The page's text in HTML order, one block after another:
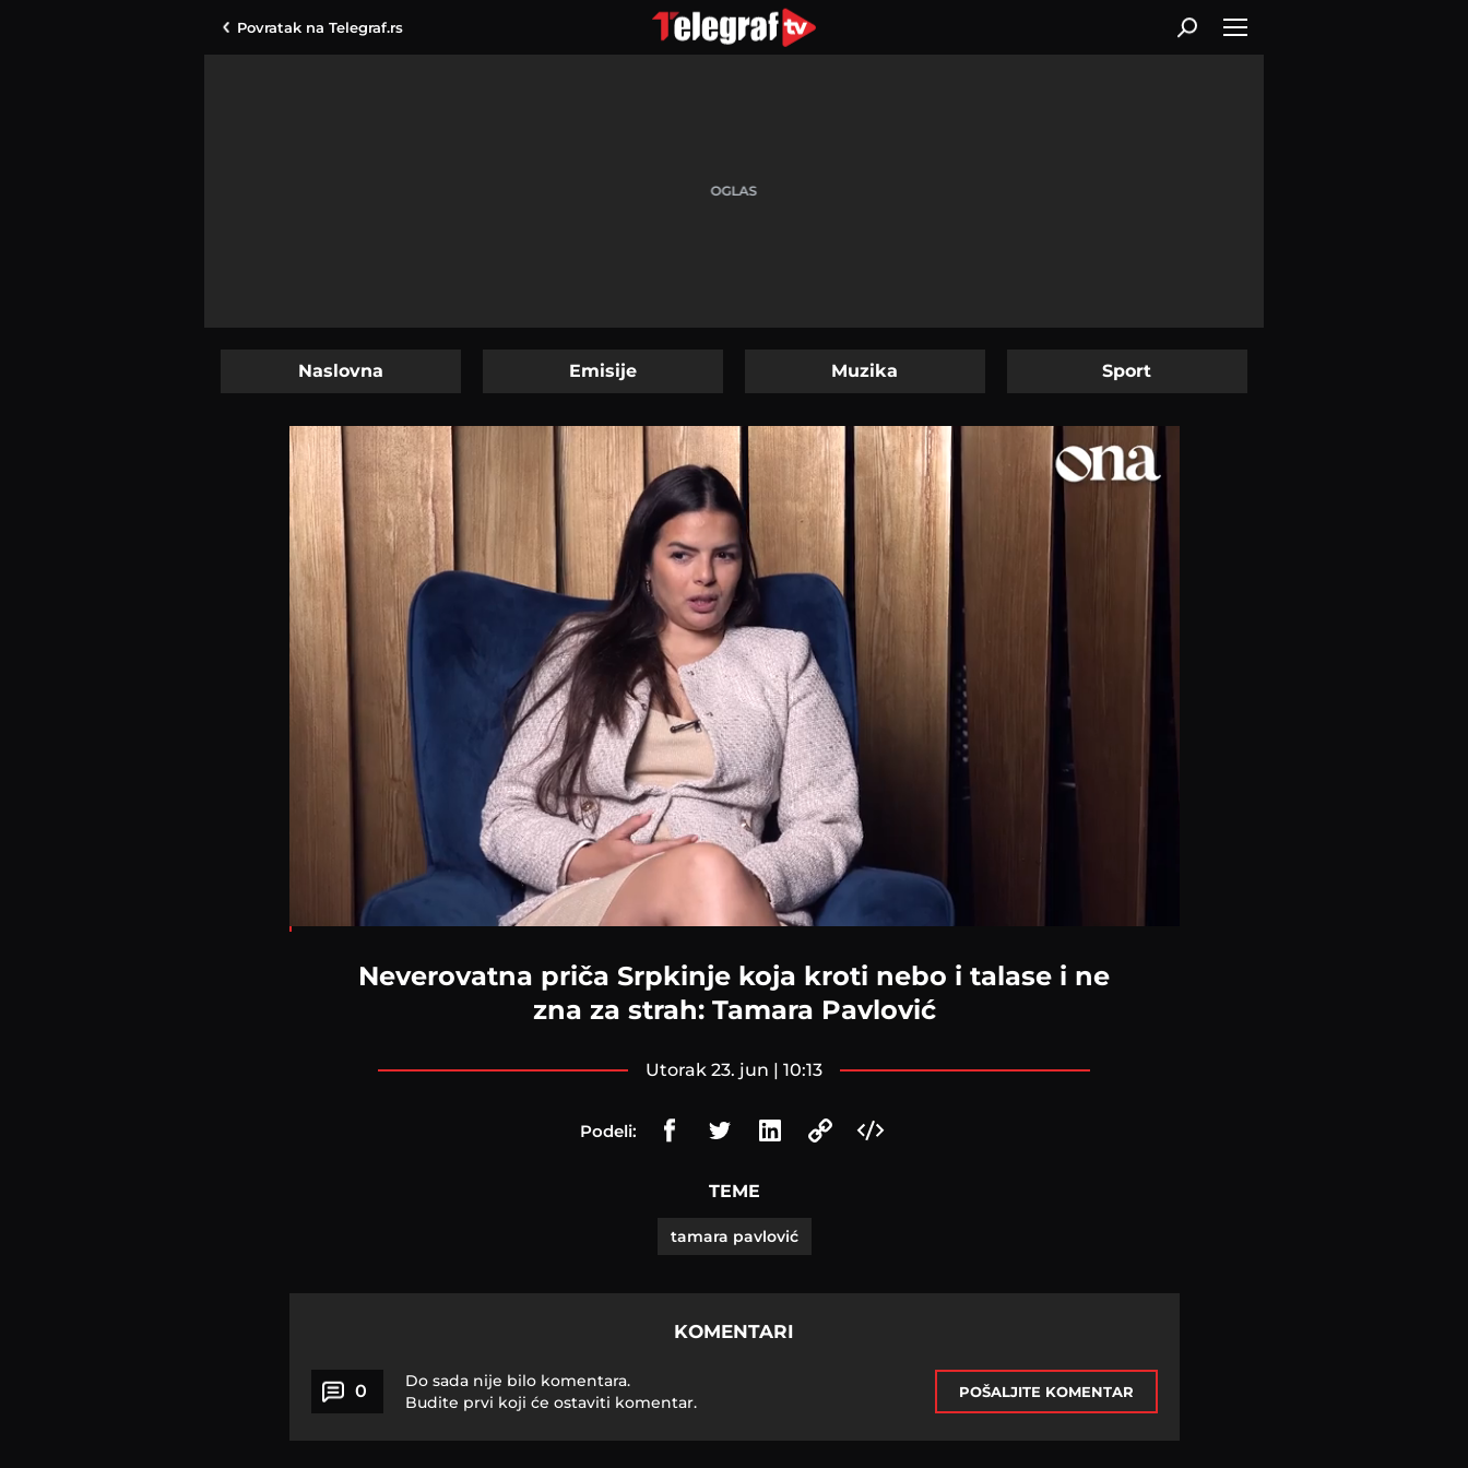
Povratak na Telegraf.rs
Naslovna Emisije Muzika Sport
Neverovatna priča Srpkinje koja kroti nebo i talase i ne
zna za strah: Tamara Pavlović
utorak 23. jun | 10:13
Podeli:
TEME
tamara pavlović
KOMENTARI
0
Do sada nije bilo komentara.
Budite prvi koji će ostaviti komentar.
POŠALJITE KOMENTAR